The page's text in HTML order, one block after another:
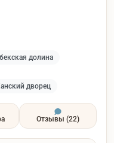
долина
дворец
Отзывы (22)